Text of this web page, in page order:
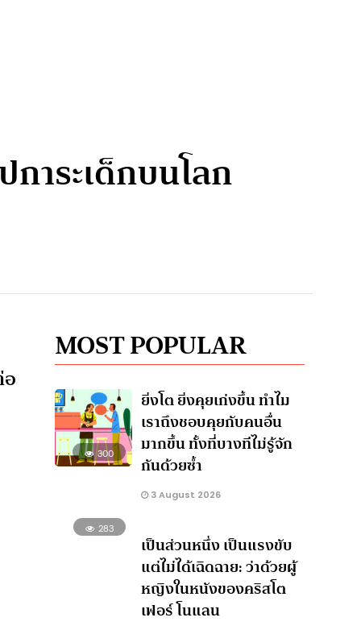
าระเด็กบนโลก
MOST POPULAR
300
ยิ่งโต ยิ่งคุยเก่งขึ้น ทำไม
เราถึงชอบคุยกับคนอื่น
มากขึ้น ทั้งที่บางทีไม่รู้จัก
กันด้วยซ้ำ
3 August 2026
283
เป็นส่วนหนึ่ง เป็นแรงขับ
แต่ไม่ได้เฉิดฉาย: ว่าด้วยผู้
หญิงในหนังของคริสโต
เฟอร์ โนแลน